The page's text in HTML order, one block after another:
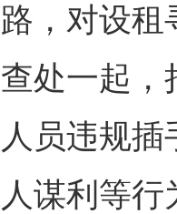
，对设
处一起
员违规
谋利等